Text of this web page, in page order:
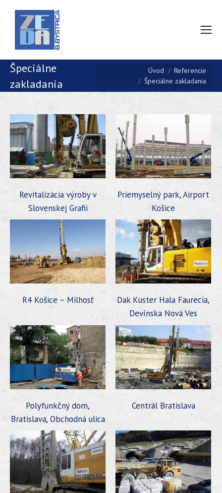
Špeciálne
zakladania
Úvod
Referencie
Špeciálne zakladania
Revitalizácia výroby v
Slovenskej Grafii
Priemyselný park, Airport
Košice
R4 Košice – Milhosť
Dak Kuster Hala Faurecia,
Devínska Nová Ves
Polyfunkčný dom,
Bratislava, Obchodná ulica
Centrál Bratislava